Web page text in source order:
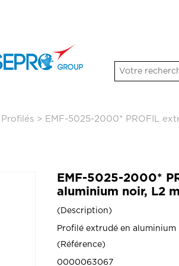
Profilés > EMF-5025-2000* PROFIL
EMF-5025-2000*
aluminium noir, L2
Description
Profilé extrudé en
Référence
0000063067